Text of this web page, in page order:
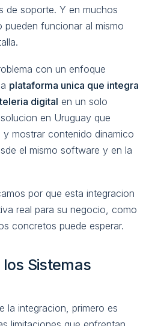
de soporte. Y en muchos
funcionar al mismo
con un enfoque
plataforma unica que integra
digital en un solo
en Uruguay que
mostrar contenido dinamico
el mismo software y en la
por que esta integracion
real para su negocio, como
concretos puede esperar.
Sistemas
la integracion, primero es